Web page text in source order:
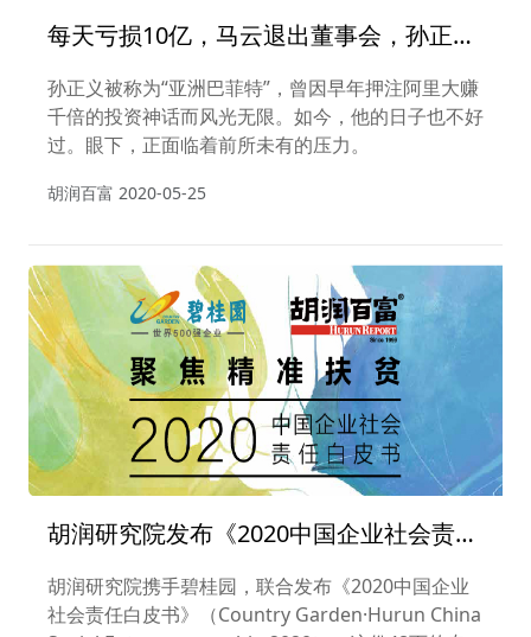
每天亏损10亿，马云退出董事会，孙正
义：现在的困难就像小孩子的游戏
孙正义被称为“亚洲巴菲特”，曾因早年押注阿里大赚
千倍的投资神话而风光无限。如今，他的日子也不好
过。眼下，正面临着前所未有的压力。
胡润百富 2020-05-25
胡润研究院发布《2020中国企业社会责任
白皮书》
胡润研究院携手碧桂园，联合发布《2020中国企业
社会责任白皮书》（Country Garden·Hurun China